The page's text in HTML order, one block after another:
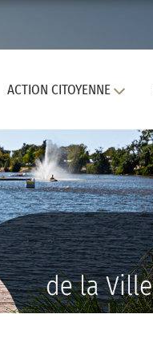
ACTION CITOYENNE